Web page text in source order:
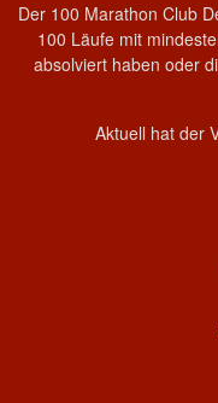
Der 100 Marathon Club
100 Läufe mit
absolviert haben oder
Aktuell hat der